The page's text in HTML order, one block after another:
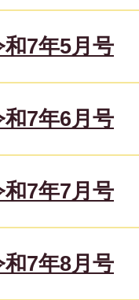
7年5月号
7年6月号
7年7月号
7年8月号